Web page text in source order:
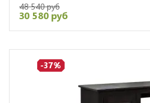
48 540 руб
30 580 руб
-37%